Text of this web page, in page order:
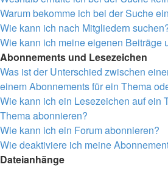
Warum bekomme ich bei der Suche
Wie kann ich nach Mitgliedern
Wie kann ich meine eigenen Beiträge
Abonnements und Lesezeichen
Was ist der Unterschied zwischen
einem Abonnements für ein Thema
Wie kann ich ein Lesezeichen auf ein
Thema abonnieren?
Wie kann ich ein Forum abonnieren?
Wie deaktiviere ich meine
Dateianhänge